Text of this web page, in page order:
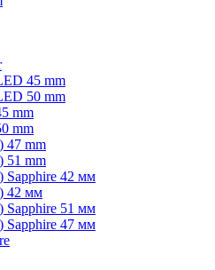
45 mm
50 mm
mm
mm
47 mm
51 mm
Sapphire 42 мм
42 мм
Sapphire 51 мм
Sapphire 47 мм